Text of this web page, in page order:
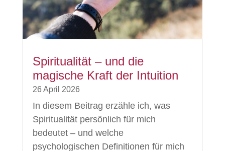
Spiritualität – und die
magische Kraft der Intuition
26 April 2026
In diesem Beitrag erzähle ich, was
Spiritualität persönlich für mich
bedeutet – und welche
psychologischen Definitionen für mich